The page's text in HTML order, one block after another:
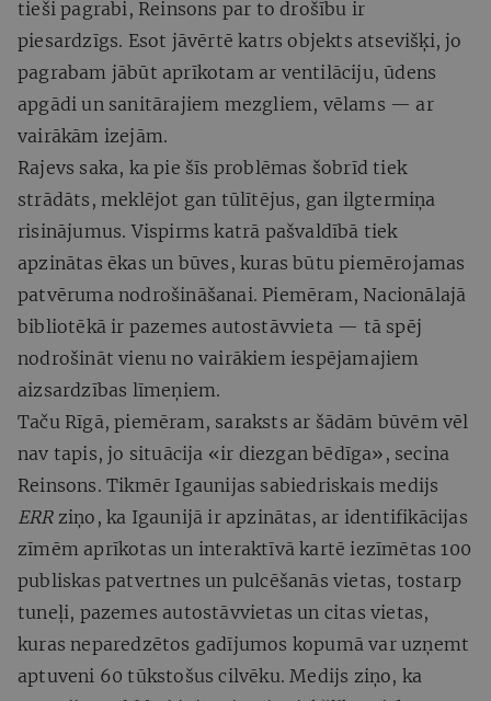
tieši pagrabi, Reinsons par to drošību ir
piesardzīgs. Esot jāvērtē katrs objekts atsevišķi, jo
pagrabam jābūt aprīkotam ar ventilāciju, ūdens
apgādi un sanitārajiem mezgliem, vēlams — ar
vairākām izejām.
Rajevs saka, ka pie šīs problēmas šobrīd tiek
strādāts, meklējot gan tūlītējus, gan ilgtermiņa
risinājumus. Vispirms katrā pašvaldībā tiek
apzinātas ēkas un būves, kuras būtu piemērojamas
patvēruma nodrošināšanai. Piemēram, Nacionālajā
bibliotēkā ir pazemes autostāvvieta — tā spēj
nodrošināt vienu no vairākiem iespējamajiem
aizsardzības līmeņiem.
Taču Rīgā, piemēram, saraksts ar šādām būvēm vēl
nav tapis, jo situācija «ir diezgan bēdīga», secina
Reinsons. Tikmēr Igaunijas sabiedriskais medijs
ERR ziņo, ka Igaunijā ir apzinātas, ar identifikācijas
zīmēm aprīkotas un interaktīvā kartē iezīmētas 100
publiskas patvertnes un pulcēšanās vietas, tostarp
tuneļi, pazemes autostāvvietas un citas vietas,
kuras neparedzētos gadījumos kopumā var uzņemt
aptuveni 60 tūkstošus cilvēku. Medijs ziņo, ka